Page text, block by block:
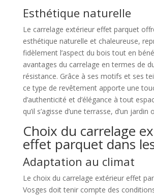
Esthétique naturelle
Le carrelage extérieur effet parquet
esthétique naturelle et chaleureuse,
fidèlement l’aspect du bois tout en
avantages du carrelage en termes de
résistance. Grâce à ses motifs et ses
ce type de revêtement apporte une
d’authenticité et d’élégance à tout
qu’il s’agisse d’une terrasse, d’un jardin
Choix du carrelage
effet parquet dans
Adaptation au climat
Le choix du carrelage extérieur effet
Vosges doit tenir compte des